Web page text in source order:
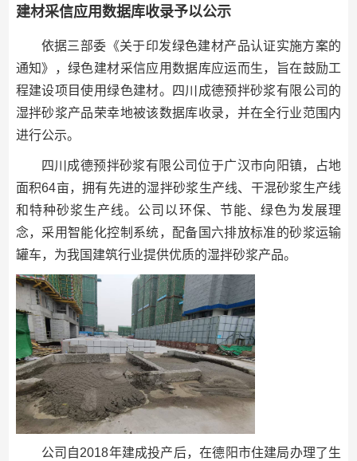
建材采信应用数据库收录予以公示
依据三部委《关于印发绿色建材产品认证实施方案的
通知》，绿色建材采信应用数据库应运而生，旨在鼓励工
程建设项目使用绿色建材。四川成德预拌砂浆有限公司的
湿拌砂浆产品荣幸地被该数据库收录，并在全行业范围内
进行公示。
四川成德预拌砂浆有限公司位于广汉市向阳镇，占地
面积64亩，拥有先进的湿拌砂浆生产线、干混砂浆生产线
和特种砂浆生产线。公司以环保、节能、绿色为发展理
念，采用智能化控制系统，配备国六排放标准的砂浆运输
罐车，为我国建筑行业提供优质的湿拌砂浆产品。
公司自2018年建成投产后，在德阳市住建局办理了生